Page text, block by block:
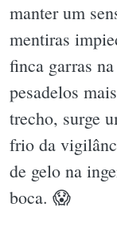
manter um
mentiras
finca garras
pesadelos
trecho, surge
frio da
de gelo na
boca. 😱